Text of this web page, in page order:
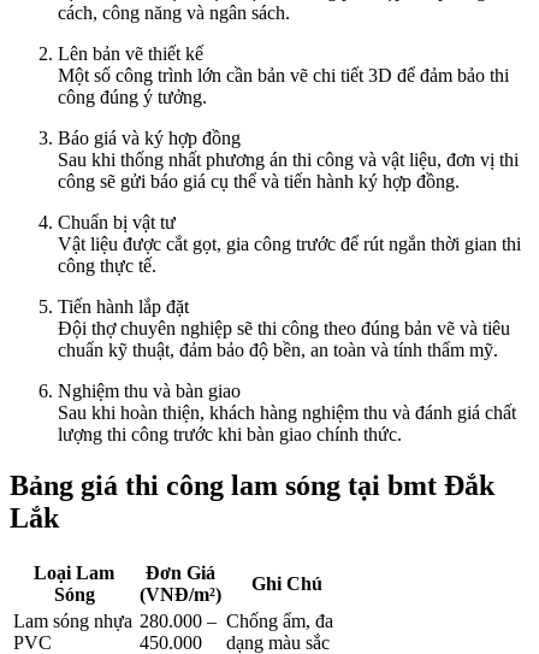
cách, công năng và ngân sách.
Lên bản vẽ thiết kế
Một số công trình lớn cần bản vẽ chi tiết 3D để đảm bảo thi
công đúng ý tưởng.
Báo giá và ký hợp đồng
Sau khi thống nhất phương án thi công và vật liệu, đơn vị thi
công sẽ gửi báo giá cụ thể và tiến hành ký hợp đồng.
Chuẩn bị vật tư
Vật liệu được cắt gọt, gia công trước để rút ngắn thời gian thi
công thực tế.
Tiến hành lắp đặt
Đội thợ chuyên nghiệp sẽ thi công theo đúng bản vẽ và tiêu
chuẩn kỹ thuật, đảm bảo độ bền, an toàn và tính thẩm mỹ.
Nghiệm thu và bàn giao
Sau khi hoàn thiện, khách hàng nghiệm thu và đánh giá chất
lượng thi công trước khi bàn giao chính thức.
Bảng giá thi công lam sóng tại bmt Đắk
Lắk
Loại Lam
Sóng
Đơn Giá
(VNĐ/m²)
Ghi Chú
Lam sóng nhựa
PVC
280.000 –
450.000
Chống ẩm, đa
dạng màu sắc